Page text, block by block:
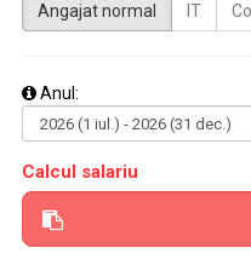
Angajat normal IT
Anul:
Calcul salariu